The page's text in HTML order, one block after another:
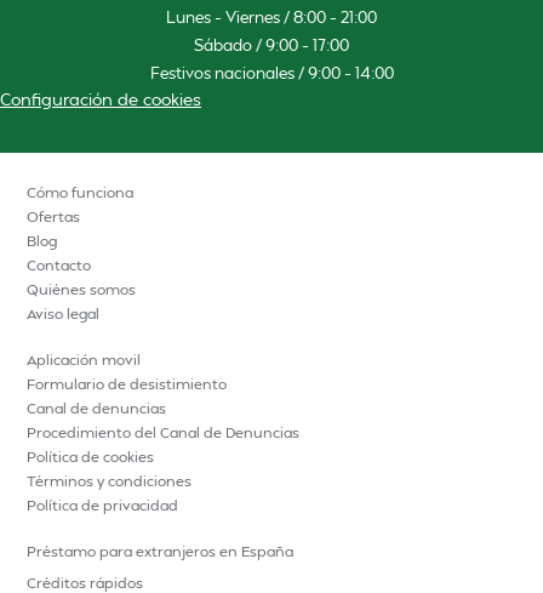
Lunes – Viernes / 8:00 – 21:00
Sábado / 9:00 – 17:00
Festivos nacionales / 9:00 – 14:00
Configuración de cookies
Cómo funciona
Ofertas
Blog
Contacto
Quiénes somos
Aviso legal
Aplicación movil
Formulario de desistimiento
Canal de denuncias
Procedimiento del Canal de Denuncias
Política de cookies
Términos y condiciones
Política de privacidad
Préstamo para extranjeros en España
Créditos rápidos